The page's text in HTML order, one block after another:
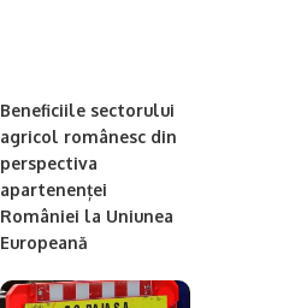
Beneficiile sectorului
agricol românesc din
perspectiva
apartenenței
României la Uniunea
Europeană